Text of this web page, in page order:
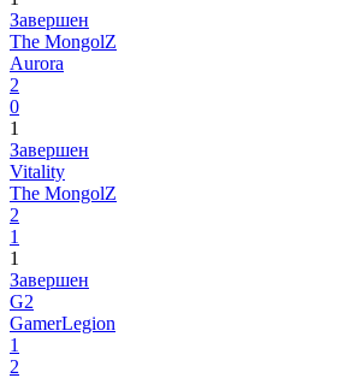
Завершен
The MongolZ
Aurora
2
0
1
Завершен
Vitality
The MongolZ
2
1
1
Завершен
G2
GamerLegion
1
2